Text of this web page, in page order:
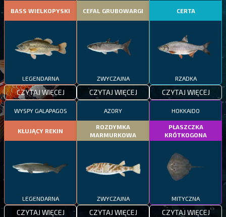
BASS WIELKOPYSKI
LEGENDARNA
CZYTAJ WIĘCEJ
CEFAL GRUBOWARGI
ZWYCZAJNA
CZYTAJ WIĘCEJ
CERTA
RZADKA
CZYTAJ WIĘCEJ
WYSPY GALAPAGOS
KŁUJĄCY REKIN
LEGENDARNA
CZYTAJ WIĘCEJ
AZORY
ROZDYMKA
MARMURKOWA
ZWYCZAJNA
CZYTAJ WIĘCEJ
HOKKAIDO
PŁASZCZKA
KRÓTKOGONA
MITYCZNA
CZYTAJ WIĘCEJ